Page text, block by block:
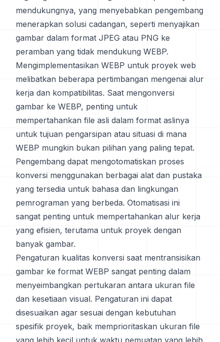
mendukungnya, yang menyebabkan pengembang
menerapkan solusi cadangan, seperti menyajikan
gambar dalam format JPEG atau PNG ke
peramban yang tidak mendukung WEBP.
Mengimplementasikan WEBP untuk proyek web
melibatkan beberapa pertimbangan mengenai alur
kerja dan kompatibilitas. Saat mengonversi
gambar ke WEBP, penting untuk
mempertahankan file asli dalam format aslinya
untuk tujuan pengarsipan atau situasi di mana
WEBP mungkin bukan pilihan yang paling tepat.
Pengembang dapat mengotomatiskan proses
konversi menggunakan berbagai alat dan pustaka
yang tersedia untuk bahasa dan lingkungan
pemrograman yang berbeda. Otomatisasi ini
sangat penting untuk mempertahankan alur kerja
yang efisien, terutama untuk proyek dengan
banyak gambar.
Pengaturan kualitas konversi saat mentransisikan
gambar ke format WEBP sangat penting dalam
menyeimbangkan pertukaran antara ukuran file
dan kesetiaan visual. Pengaturan ini dapat
disesuaikan agar sesuai dengan kebutuhan
spesifik proyek, baik memprioritaskan ukuran file
yang lebih kecil untuk waktu pemuatan yang lebih